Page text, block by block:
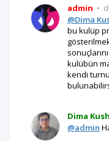
admin •
@Dima
bu kulüp
kulübün
kendi
Dima
@admin